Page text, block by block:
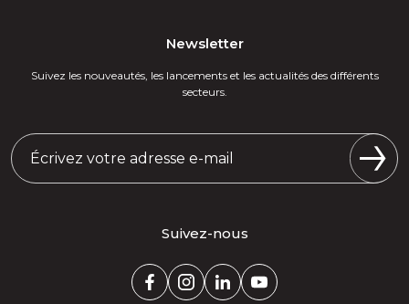
Newsletter
Suivez les nouveautés, les lancements et les actualités des différents
secteurs.
Suivez-nous